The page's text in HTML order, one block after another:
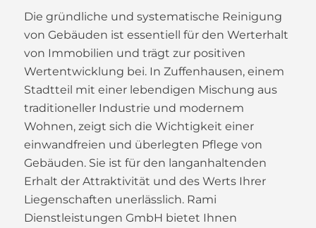
Die gründliche und systematische Reinigung
von Gebäuden ist essentiell für den Werterhalt
von Immobilien und trägt zur positiven
Wertentwicklung bei. In Zuffenhausen, einem
Stadtteil mit einer lebendigen Mischung aus
traditioneller Industrie und modernem
Wohnen, zeigt sich die Wichtigkeit einer
einwandfreien und überlegten Pflege von
Gebäuden. Sie ist für den langanhaltenden
Erhalt der Attraktivität und des Werts Ihrer
Liegenschaften unerlässlich. Rami
Dienstleistungen GmbH bietet Ihnen